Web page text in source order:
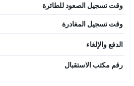
وقت تسجيل الصعود للطائرة
وقت تسجيل المغادرة
الدفع والإلغاء
رقم مكتب الاستقبال